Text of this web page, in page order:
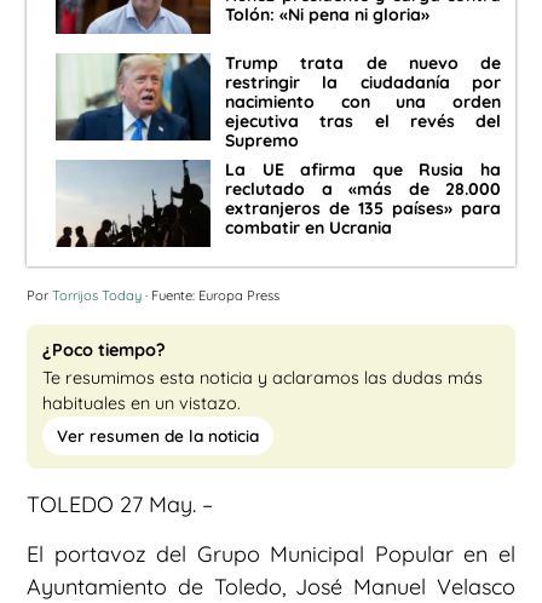
Tolón: «Ni pena ni gloria»
Trump trata de nuevo de
restringir la ciudadanía por
nacimiento con una orden
ejecutiva tras el revés del
Supremo
La UE afirma que Rusia ha
reclutado a «más de 28.000
extranjeros de 135 países» para
combatir en Ucrania
Por Torrijos Today · Fuente: Europa Press
¿Poco tiempo?
Te resumimos esta noticia y aclaramos las dudas más
habituales en un vistazo.
Ver resumen de la noticia
TOLEDO 27 May. –
El portavoz del Grupo Municipal Popular en el
Ayuntamiento de Toledo, José Manuel Velasco